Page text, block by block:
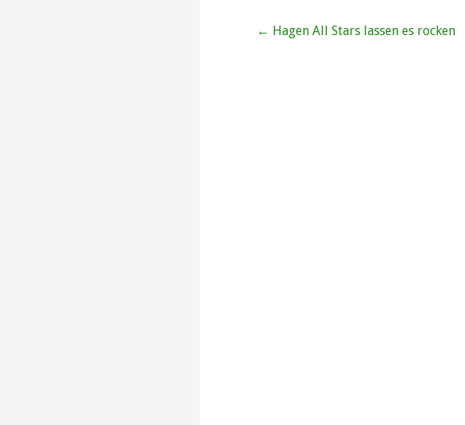
Beitragsnavigation
← Hagen All Stars lassen es rocken